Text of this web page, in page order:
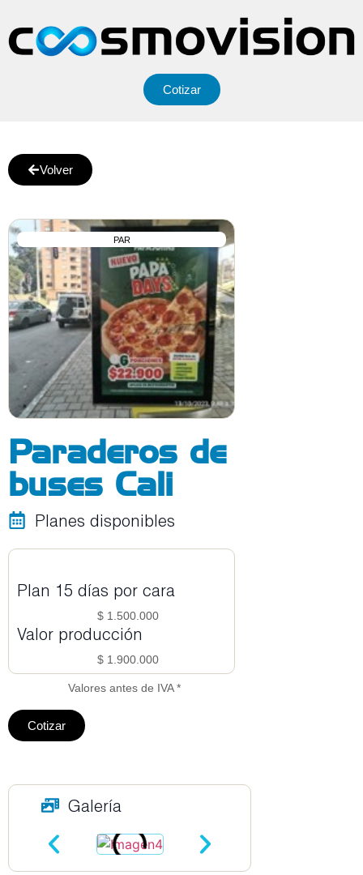
Cotizar
Volver
PAR
Paraderos de
buses Cali
Planes disponibles
Plan 15 días por cara
$ 1.500.000
Valor producción
$ 1.900.000
Valores antes de IVA *
Cotizar
Galería